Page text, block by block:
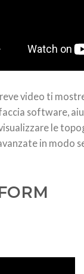
video ti
software,
le
in modo